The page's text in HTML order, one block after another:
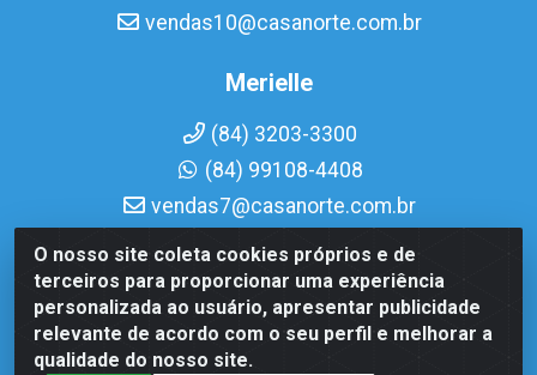
O nosso site coleta cookies próprios e de
terceiros para proporcionar uma experiência
personalizada ao usuário, apresentar publicidade
relevante de acordo com o seu perfil e melhorar a
qualidade do nosso site.
vendas10@casanorte.com.br
Merielle
(84) 3203-3300
(84) 99108-4408
vendas7@casanorte.com.br
Casa Norte LTDA - Av. Interventor Mário Câmara, 1815 -
Dix-Sept Rosado, Natal/RN - CEP 59054-600 - CNPJ
08.713.513/0001-51